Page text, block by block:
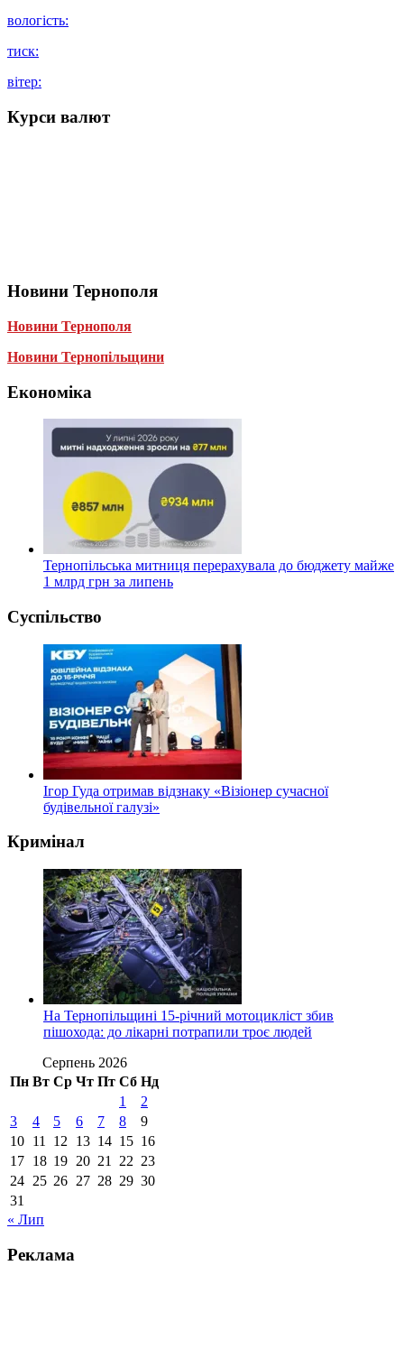
вологість:
тиск:
вітер:
Курси валют
Новини Тернополя
Новини Тернополя
Новини Тернопільщини
Економіка
Тернопільська митниця перерахувала до бюджету майже
1 млрд грн за липень
Суспільство
Ігор Гуда отримав відзнаку «Візіонер сучасної
будівельної галузі»
Кримінал
На Тернопільщині 15-річний мотоцикліст збив
пішохода: до лікарні потрапили троє людей
Серпень 2026
Пн Вт Ср Чт Пт Сб Нд
1
2
3
4 5 6 7 8
9
10 11 12 13 14 15 16
17 18 19 20 21 22 23
24 25 26 27 28 29 30
31
« Лип
Реклама